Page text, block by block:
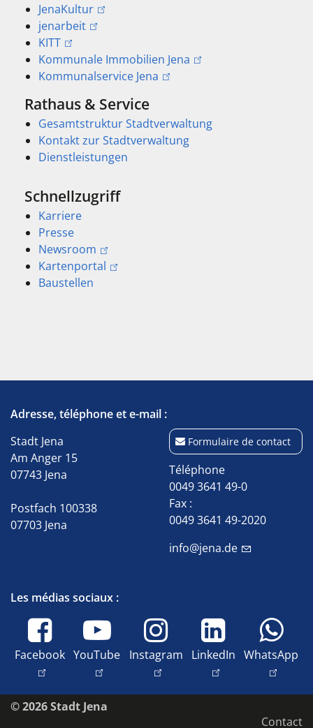
JenaKultur
jenarbeit
KITT
Kommunale Immobilien Jena
Kommunalservice Jena
Rathaus & Service
Gesamtstruktur Stadtverwaltung
Kontakt zur Stadtverwaltung
Dienstleistungen
Schnellzugriff
Karriere
Presse
Newsroom
Kartenportal
Baustellen
Adresse, téléphone et e-mail :
Stadt Jena
Am Anger 15
07743 Jena
Postfach 100338
07703 Jena
Formulaire de contact
Téléphone
0049 3641 49-0
Fax :
0049 3641 49-2020
info@jena.de
Les médias sociaux :
Facebook YouTube Instagram LinkedIn WhatsApp
© 2026 Stadt Jena
Contact